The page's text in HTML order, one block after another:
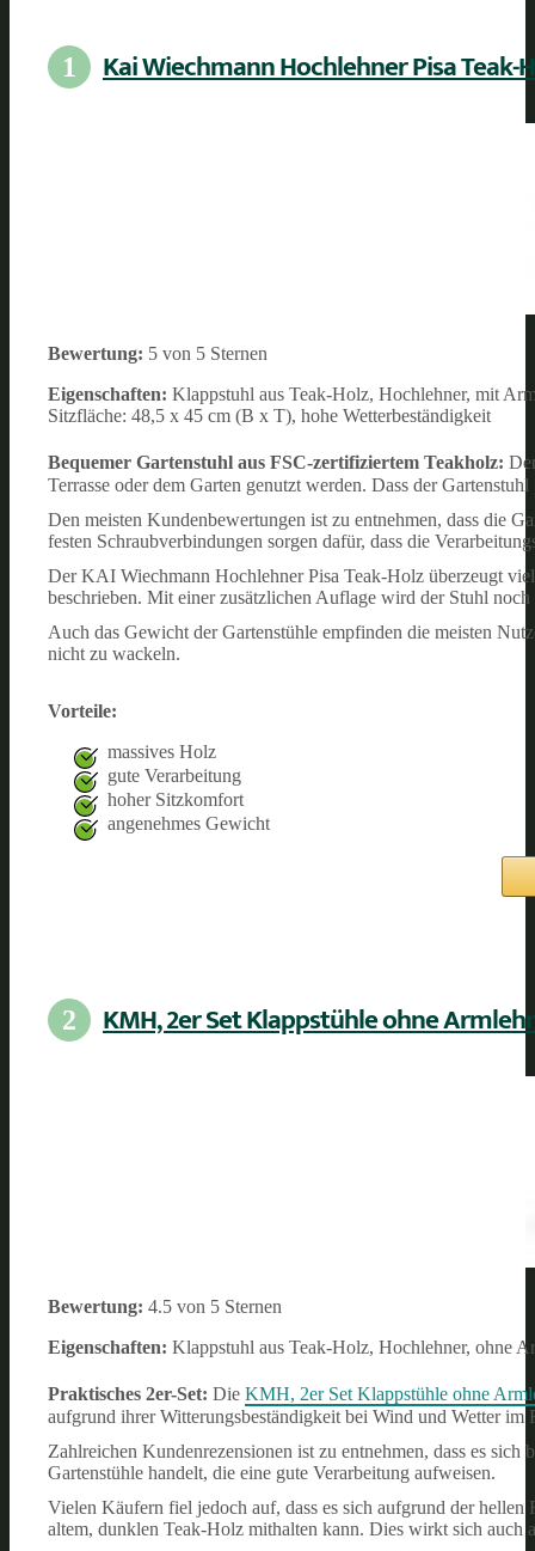
1 Kai Wiechmann Hochlehner Pisa Teak-
Bewertung: 5 von 5 Sternen
Eigenschaften: Klappstuhl aus Teak-Holz, Hochlehner, mit
Sitzfläche: 48,5 x 45 cm (B x T), hohe Wetterbeständigkeit
Bequemer Gartenstuhl aus FSC-zertifiziertem Teakholz:
Terrasse oder dem Garten genutzt werden. Dass der
Den meisten Kundenbewertungen ist zu entnehmen, dass die
festen Schraubverbindungen sorgen dafür, dass die
Der KAI Wiechmann Hochlehner Pisa Teak-Holz überzeugt
beschrieben. Mit einer zusätzlichen Auflage wird der Stuhl noch
Auch das Gewicht der Gartenstühle empfinden die meisten
nicht zu wackeln.
Vorteile:
massives Holz
gute Verarbeitung
hoher Sitzkomfort
angenehmes Gewicht
2 KMH, 2er Set Klappstühle ohne
Bewertung: 4.5 von 5 Sternen
Eigenschaften: Klappstuhl aus Teak-Holz, Hochlehner, ohne
Praktisches 2er-Set: Die KMH, 2er Set Klappstühle ohne
aufgrund ihrer Witterungsbeständigkeit bei Wind und Wetter im
Zahlreichen Kundenrezensionen ist zu entnehmen, dass es
Gartenstühle handelt, die eine gute Verarbeitung aufweisen.
Vielen Käufern fiel jedoch auf, dass es sich aufgrund der
altem, dunklen Teak-Holz mithalten kann. Dies wirkt sich